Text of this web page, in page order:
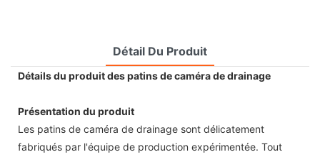
Détail Du Produit
Détails du produit des patins de caméra de drainage
Présentation du produit
Les patins de caméra de drainage sont délicatement
fabriqués par l'équipe de production expérimentée. Tout